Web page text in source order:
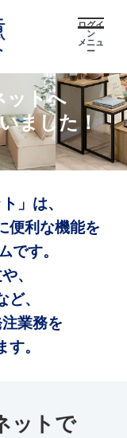
ログイ
ン
メニュ
ー
ットへ
ました！
」は、
便利な機能を
です。
、
、
業務を
。
ットで